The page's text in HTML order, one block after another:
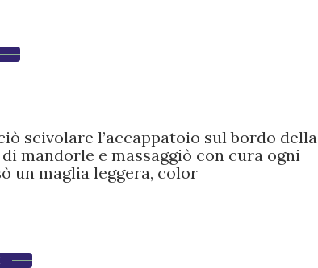
scivolare l’accappatoio sul bordo della
mandorle e massaggiò con cura ogni
un maglia leggera, color